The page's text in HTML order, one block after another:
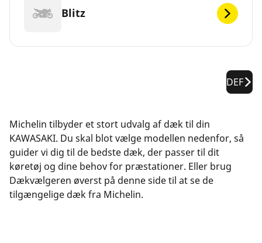
Blitz
DEF
Michelin tilbyder et stort udvalg af dæk til din
KAWASAKI. Du skal blot vælge modellen nedenfor, så
guider vi dig til de bedste dæk, der passer til dit
køretøj og dine behov for præstationer. Eller brug
Dækvælgeren øverst på denne side til at se de
tilgængelige dæk fra Michelin.